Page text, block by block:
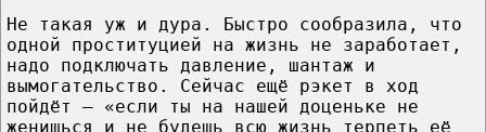
Не такая уж и дура. Быстро сообразила, что
одной проституцией на жизнь не заработает,
надо подключать давление, шантаж и
вымогательство. Сейчас ещё рэкет в ход
пойдёт — «если ты на нашей доценьке не
женишься и не будешь всю жизнь терпеть её